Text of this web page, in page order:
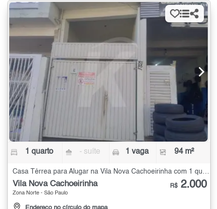
1 quarto - suíte 1 vaga 94 m²
Casa Térrea para Alugar na Vila Nova Cachoeirinha com 1 quarto - 94 m²
Vila Nova Cachoeirinha
Zona Norte - São Paulo
Endereço no círculo do mapa
R$ 2.000